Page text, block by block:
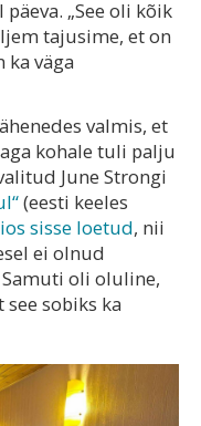
„See oli kõik
tajusime, et on
ka väga
valmis, et
kohale tuli palju
June Strongi
(eesti keeles
sisse loetud, nii
ei olnud
oli oluline,
sobiks ka